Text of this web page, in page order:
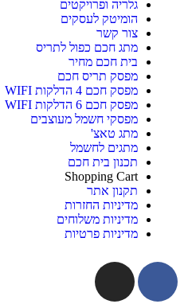
גלריה ופרויקטים
הומיטק לעסקים
צור קשר
מתג חכם כפול לתריס
בית חכם מחיר
מפסק תריס חכם
מפסק חכם 4 הדלקות WIFI
מפסק חכם 6 הדלקות WIFI
מפסקי חשמל מעוצבים
מתג טאצ'
מתגים לחשמל
תכנון בית חכם
Shopping Cart
תקנון אתר
מדיניות החזרות
מדיניות משלוחים
מדיניות פרטיות